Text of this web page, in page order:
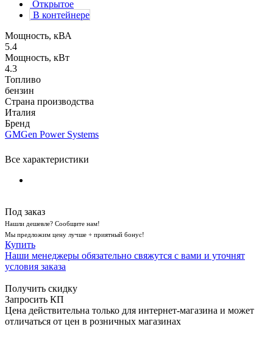
Открытое
В контейнере
Мощность, кВА
5.4
Мощность, кВт
4.3
Топливо
бензин
Страна производства
Италия
Бренд
GMGen Power Systems
Все характеристики
Под заказ
Нашли дешевле? Сообщите нам!
Мы предложим цену лучше + приятный бонус!
Купить
Наши менеджеры обязательно свяжутся с вами и уточнят
условия заказа
Получить скидку
Запросить КП
Цена действительна только для интернет-магазина и может
отличаться от цен в розничных магазинах